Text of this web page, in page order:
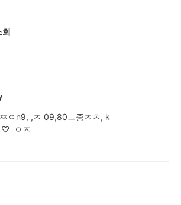
희
ㅇn9, ,ㅈ 09,80ㅡ증ㅈㅊ, k
♡ ㅇㅈ